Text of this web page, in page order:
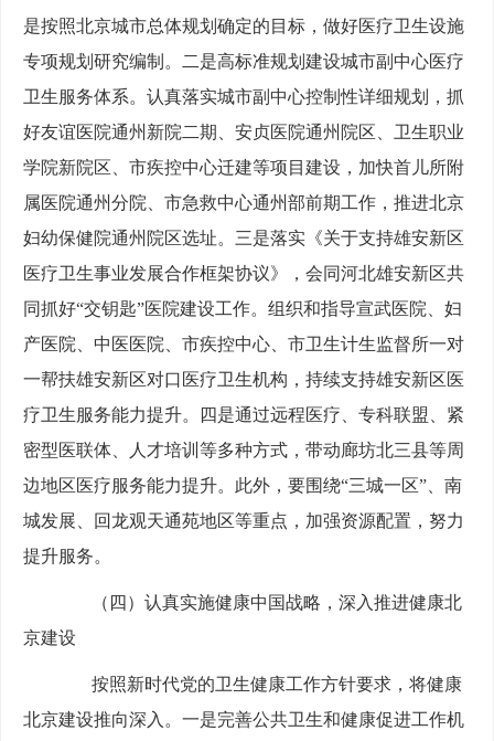
是按照北京城市总体规划确定的目标，做好医疗卫生设施
专项规划研究编制。二是高标准规划建设城市副中心医疗
卫生服务体系。认真落实城市副中心控制性详细规划，抓
好友谊医院通州新院二期、安贞医院通州院区、卫生职业
学院新院区、市疾控中心迁建等项目建设，加快首儿所附
属医院通州分院、市急救中心通州部前期工作，推进北京
妇幼保健院通州院区选址。三是落实《关于支持雄安新区
医疗卫生事业发展合作框架协议》，会同河北雄安新区共
同抓好“交钥匙”医院建设工作。组织和指导宣武医院、妇
产医院、中医医院、市疾控中心、市卫生计生监督所一对
一帮扶雄安新区对口医疗卫生机构，持续支持雄安新区医
疗卫生服务能力提升。四是通过远程医疗、专科联盟、紧
密型医联体、人才培训等多种方式，带动廊坊北三县等周
边地区医疗服务能力提升。此外，要围绕“三城一区”、南
城发展、回龙观天通苑地区等重点，加强资源配置，努力
提升服务。
（四）认真实施健康中国战略，深入推进健康北
京建设
按照新时代党的卫生健康工作方针要求，将健康
北京建设推向深入。一是完善公共卫生和健康促进工作机